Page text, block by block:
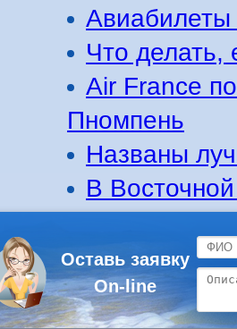
Что делать,
Air France
Пномпень
Названы
В
Оставь заявку
On-line